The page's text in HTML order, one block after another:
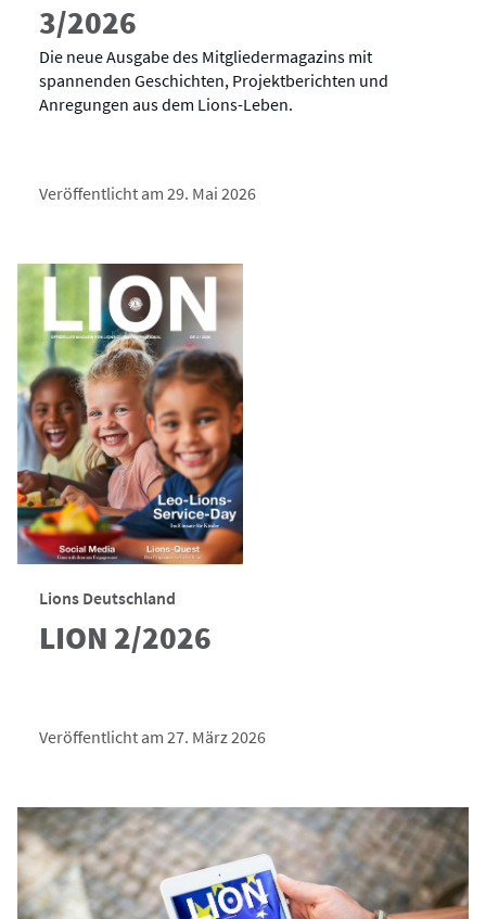
3/2026
Die neue Ausgabe des Mitgliedermagazins mit
spannenden Geschichten, Projektberichten und
Anregungen aus dem Lions-Leben.
Veröffentlicht am 29. Mai 2026
Lions Deutschland
LION 2/2026
Veröffentlicht am 27. März 2026